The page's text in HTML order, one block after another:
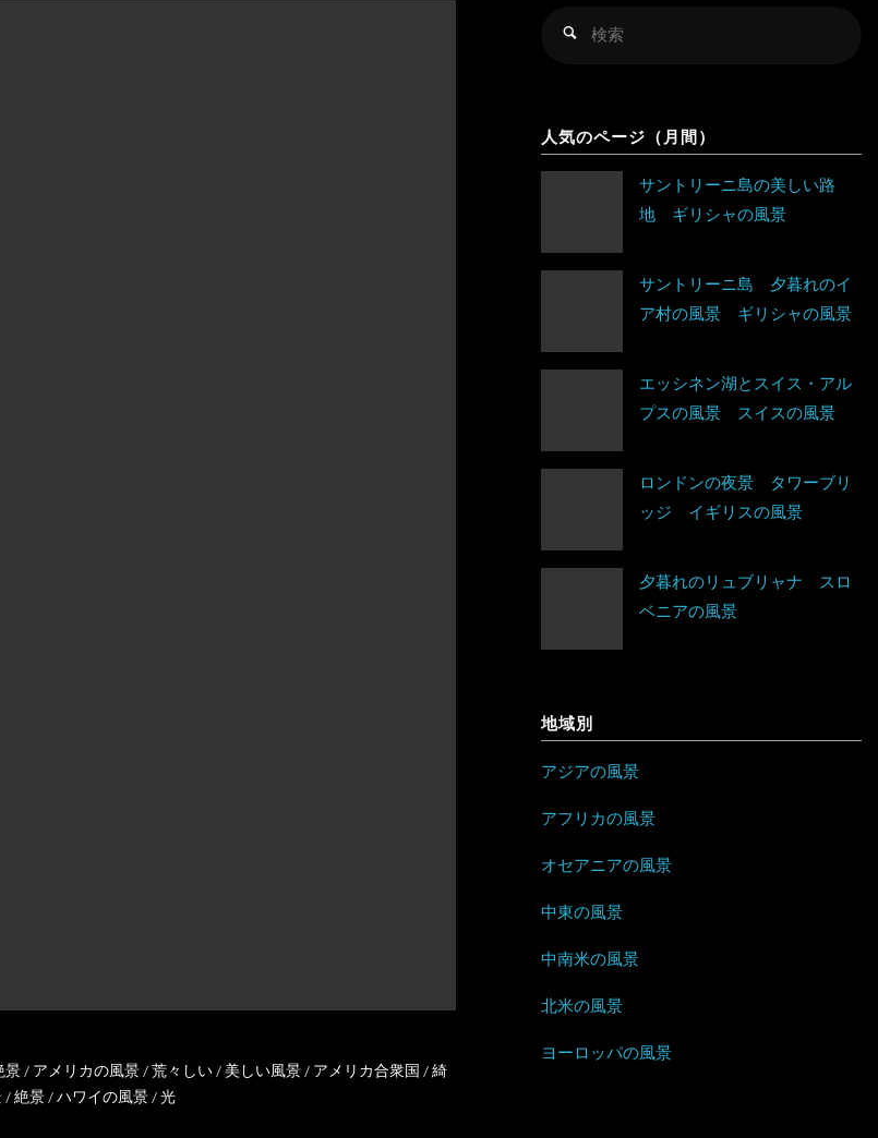
景/ アメリカの風景/荒々しい/ 美しい風景/ アメリカ合衆国 /綺
/絶景 /ハワイの風景 /光
検
人気のページ（月間）
サントリーニ島の美しい路
地 ギリシャの風景
サントリーニ島 夕暮れのイ
ア村の風景 ギリシャの風景
エッシネン湖とスイス・アル
プスの風景 スイスの風景
ロンドンの夜景 タワーブリ
ッジ イギリスの風景
夕暮れのリュブリャナ スロ
ベニアの風景
地域別
アジアの風景
アフリカの風景
オセアニアの風景
中東の風景
中南米の風景
北米の風景
ヨーロッパの風景
スリランカ
台湾
タジキスタン
チベット
トルクメニスタン
ネパール
フィリピン
ベトナム
ボルネオ
香港
マレーシア
デンマーク
ノルウェー
ハンガリー
フランス
ベラルーシ
ボスニア・ヘルツェゴビナ
モナコ
モンテネグロ
ラトビア
リトアニア
イスラエル
イラン
オマーン
クウェート
アルゼンチン
アンティグア・バーブーダ
ウルグアイ
エクアドル
グアテマラ
グレナダ
コスタリカ
コロンビア
ジャマイカ
チリ
トリニダード・トバゴ
ニカラグア
ハイチ
バハマ
パラグアイ
アルジェリア
エジプト
エリトリア
カメルーン
コンゴ
ジンバブエ
スーダン
セーシェル
タンザニア
チュニジア
オーストラリア